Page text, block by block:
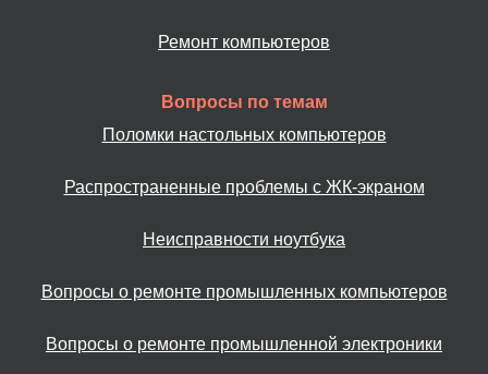
Ремонт компьютеров
Вопросы по темам
Поломки настольных компьютеров
Распространенные проблемы с ЖК-экраном
Неисправности ноутбука
Вопросы о ремонте промышленных компьютеров
Вопросы о ремонте промышленной электроники